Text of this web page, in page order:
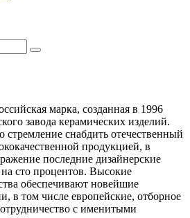
марка, созданная в 1996
завода керамических изделий.
снабдить отечественный
продукцией, в
последние дизайнерские
сто процентов. Высокие
обеспечивают новейшие
в том числе европейские, отборное
с именитыми